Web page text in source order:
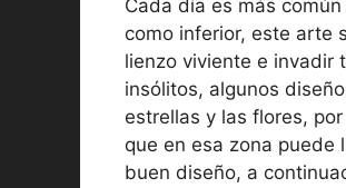
Cada día es más
como inferior, este arte
lienzo viviente e invadir
insólitos, algunos
estrellas y las flores,
que en esa zona puede
buen diseño, a